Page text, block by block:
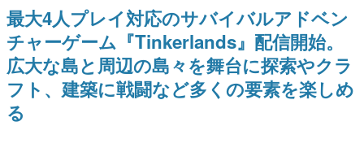
ゲームの企画書
名作ゲームクリエイターの方々に製作時のエピソードをお
聞きし、ヒットする企画（ゲーム）とは何か？を探ってい
きます。
赫本
この物語を解いてはいけない。『赫本』は、〈試験問題〉
明。『Re:ゼロから始める異世
界生活』オットー役、『ヒプノ
シスマイク』山田三郎役など
ルライク』無料公開。返事に失
敗すると「YOU DIED」
最大4人プレイ対応のサバイバルアドベン
チャーゲーム『Tinkerlands』配信開始。
広大な島と周辺の島々を舞台に探索やクラ
フト、建築に戦闘など多くの要素を楽しめ
る